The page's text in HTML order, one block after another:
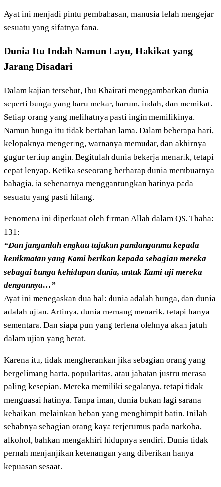
Ayat ini menjadi pintu pembahasan, manusia lelah mengejar
sesuatu yang sifatnya fana.
Dunia Itu Indah Namun Layu, Hakikat yang
Jarang Disadari
Dalam kajian tersebut, Ibu Khairati menggambarkan dunia
seperti bunga yang baru mekar, harum, indah, dan memikat.
Setiap orang yang melihatnya pasti ingin memilikinya.
Namun bunga itu tidak bertahan lama. Dalam beberapa hari,
kelopaknya mengering, warnanya memudar, dan akhirnya
gugur tertiup angin. Begitulah dunia bekerja menarik, tetapi
cepat lenyap. Ketika seseorang berharap dunia membuatnya
bahagia, ia sebenarnya menggantungkan hatinya pada
sesuatu yang pasti hilang.
Fenomena ini diperkuat oleh firman Allah dalam QS. Thaha:
131:
“Dan janganlah engkau tujukan pandanganmu kepada
kenikmatan yang Kami berikan kepada sebagian mereka
sebagai bunga kehidupan dunia, untuk Kami uji mereka
dengannya…”
Ayat ini menegaskan dua hal: dunia adalah bunga, dan dunia
adalah ujian. Artinya, dunia memang menarik, tetapi hanya
sementara. Dan siapa pun yang terlena olehnya akan jatuh
dalam ujian yang berat.
Karena itu, tidak mengherankan jika sebagian orang yang
bergelimang harta, popularitas, atau jabatan justru merasa
paling kesepian. Mereka memiliki segalanya, tetapi tidak
menguasai hatinya. Tanpa iman, dunia bukan lagi sarana
kebaikan, melainkan beban yang menghimpit batin. Inilah
sebabnya sebagian orang kaya terjerumus pada narkoba,
alkohol, bahkan mengakhiri hidupnya sendiri. Dunia tidak
pernah menjanjikan ketenangan yang diberikan hanya
kepuasan sesaat.